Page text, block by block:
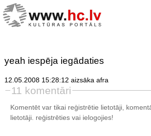
yeah iespēja iegādaties
12.05.2008 15:28:12 aizsāka afra
11 komentāri
Komentēt var tikai reģistrētie lietotāji,
lietotāji. reģistrētiesvai ielogojies!